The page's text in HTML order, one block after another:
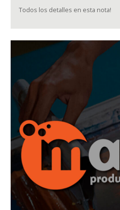
Todos los detalles en esta nota!